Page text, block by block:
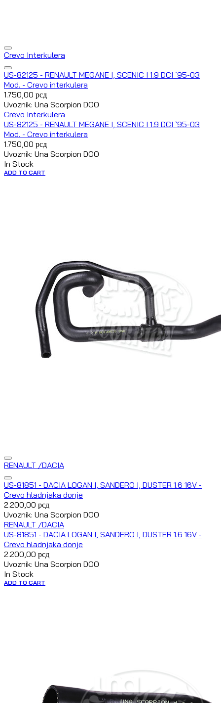
Crevo Interkulera
US-82125 - RENAULT MEGANE I, SCENIC I 1.9 DCI `95-03
Mod. - Crevo interkulera
1.750,00 рсд
Uvoznik: Una Scorpion DOO
Crevo Interkulera
US-82125 - RENAULT MEGANE I, SCENIC I 1.9 DCI `95-03
Mod. - Crevo interkulera
1.750,00 рсд
Uvoznik: Una Scorpion DOO
In Stock
ADD TO CART
RENAULT /DACIA
US-81851 - DACIA LOGAN I, SANDERO I, DUSTER 1.6 16V -
Crevo hladnjaka donje
2.200,00 рсд
Uvoznik: Una Scorpion DOO
RENAULT /DACIA
US-81851 - DACIA LOGAN I, SANDERO I, DUSTER 1.6 16V -
Crevo hladnjaka donje
2.200,00 рсд
Uvoznik: Una Scorpion DOO
In Stock
ADD TO CART